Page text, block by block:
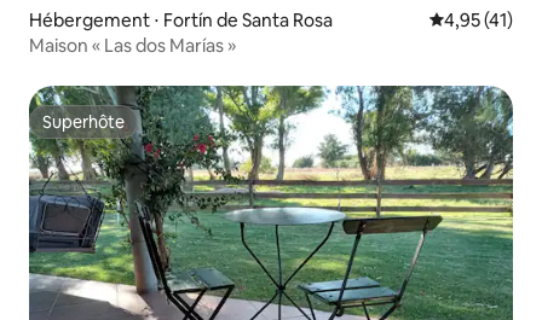
Hébergement ⋅ Fortín de Santa Rosa Évaluation
4,95 (41)
Maison « Las dos Marías »
Superhôte
Superhôte